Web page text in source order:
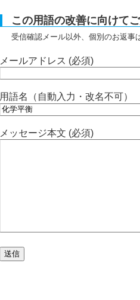
この用語の改善に向けて
受信確認メール以外、個別のお返事
メールアドレス (必須)
用語名（自動入力・改名不可）
メッセージ本文 (必須)